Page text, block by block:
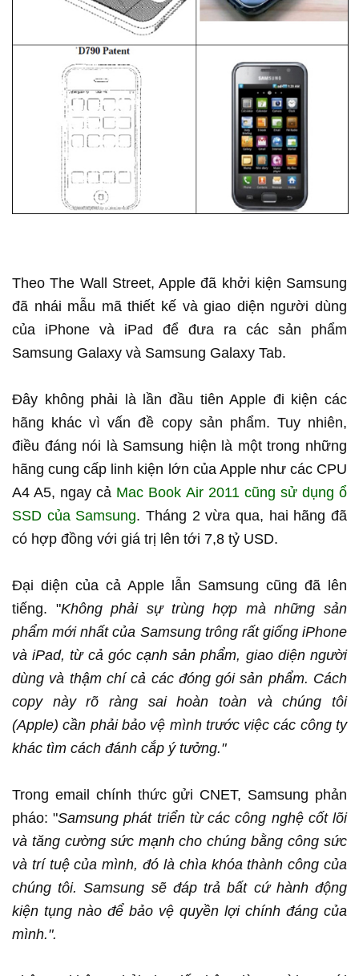
Theo The Wall Street, Apple đã khởi kiện Samsung
đã nhái mẫu mã thiết kế và giao diện người dùng
của iPhone và iPad để đưa ra các sản phẩm
Samsung Galaxy và Samsung Galaxy Tab.
Đây không phải là lần đầu tiên Apple đi kiện các
hãng khác vì vấn đề copy sản phẩm. Tuy nhiên,
điều đáng nói là Samsung hiện là một trong những
hãng cung cấp linh kiện lớn của Apple như các CPU
A4 A5, ngay cả Mac Book Air 2011 cũng sử dụng ổ
SSD của Samsung. Tháng 2 vừa qua, hai hãng đã
có hợp đồng với giá trị lên tới 7,8 tỷ USD.
Đại diện của cả Apple lẫn Samsung cũng đã lên
tiếng. "Không phải sự trùng hợp mà những sản
phẩm mới nhất của Samsung trông rất giống iPhone
và iPad, từ cả góc cạnh sản phẩm, giao diện người
dùng và thậm chí cả các đóng gói sản phẩm. Cách
copy này rõ ràng sai hoàn toàn và chúng tôi
(Apple) cần phải bảo vệ mình trước việc các công ty
khác tìm cách đánh cắp ý tưởng."
Trong email chính thức gửi CNET, Samsung phản
pháo: "Samsung phát triển từ các công nghệ cốt lõi
và tăng cường sức mạnh cho chúng bằng công sức
và trí tuệ của mình, đó là chìa khóa thành công của
chúng tôi. Samsung sẽ đáp trả bất cứ hành động
kiện tụng nào để bảo vệ quyền lợi chính đáng của
mình.".